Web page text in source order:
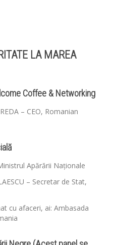
LA MAREA
Coffee & Networking
– CEO, Romanian
Apărării Naționale
– Secretar de Stat,
cu afaceri, ai: Ambasada